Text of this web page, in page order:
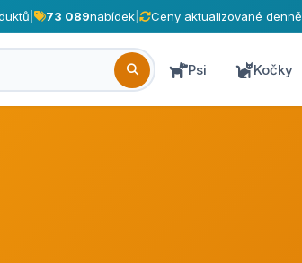
73 089nabídek| Ceny aktualizované denně
Psi Kočky